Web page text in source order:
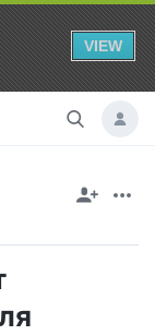
VIEW